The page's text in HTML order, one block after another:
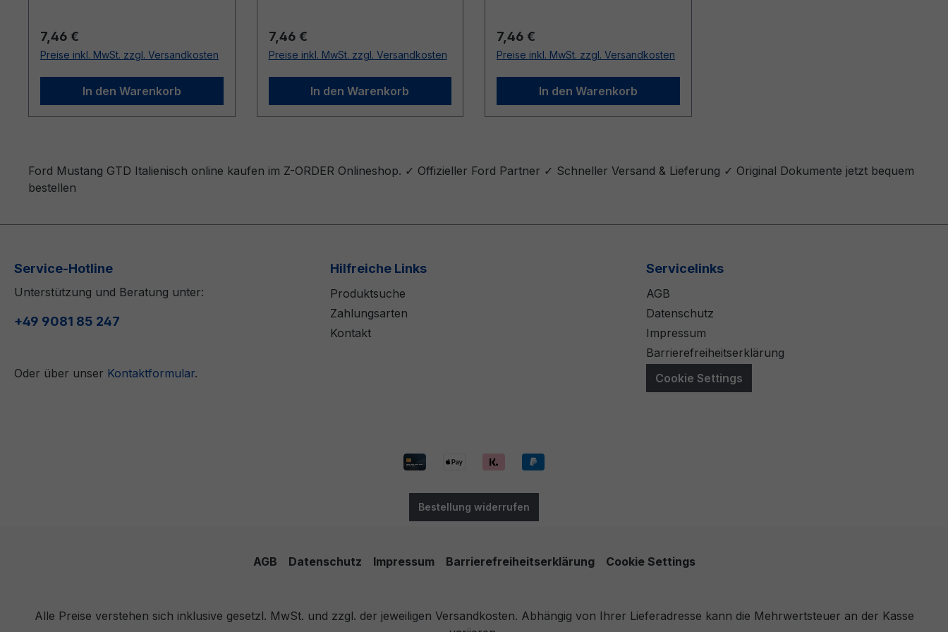
Regulärer Preis:
7,46 €
Preise inkl. MwSt. zzgl. Versandkosten
In den Warenkorb
Regulärer Preis:
7,46 €
Preise inkl. MwSt. zzgl. Versandkosten
In den Warenkorb
Regulärer Preis:
7,46 €
Preise inkl. MwSt. zzgl. Versandkosten
In den Warenkorb
Ford Mustang GTD Italienisch online kaufen im Z-ORDER Onlineshop. ✓ Offizieller Ford Partner ✓ Schneller Versand & Lieferung ✓ Original Dokumente jetzt bequem
bestellen
Service-Hotline
Unterstützung und Beratung unter:
+49 9081 85 247
Oder über unser Kontaktformular.
Hilfreiche Links
Produktsuche
Zahlungsarten
Kontakt
Servicelinks
AGB
Datenschutz
Impressum
Barrierefreiheitserklärung
Cookie Settings
Bestellung widerrufen
AGB Datenschutz Impressum Barrierefreiheitserklärung Cookie Settings
Alle Preise verstehen sich inklusive gesetzl. MwSt. und zzgl. der jeweiligen Versandkosten. Abhängig von Ihrer Lieferadresse kann die Mehrwertsteuer an der Kasse